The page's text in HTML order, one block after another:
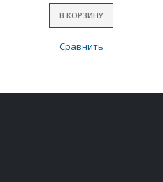
В КОРЗИНУ
Сравнить